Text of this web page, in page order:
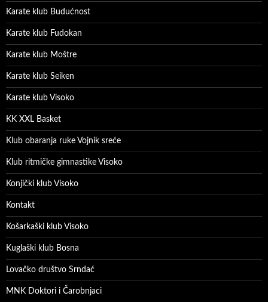
Karate klub Budućnost
Karate klub Fudokan
Karate klub Moštre
Karate klub Seiken
Karate klub Visoko
KK XXL Basket
Klub obaranja ruke Vojnik sreće
Klub ritmičke gimnastike Visoko
Konjički klub Visoko
Kontakt
Košarkaški klub Visoko
Kuglaški klub Bosna
Lovačko društvo Srndać
MNK Doktori i Čarobnjaci